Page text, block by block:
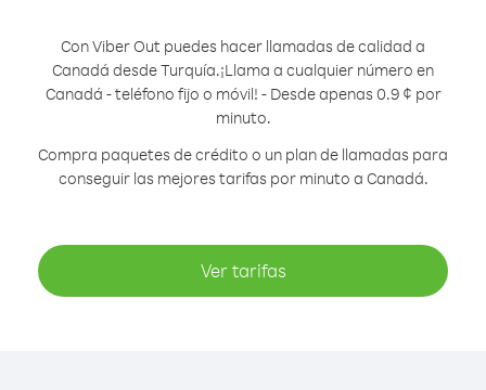
Con Viber Out puedes hacer llamadas de calidad a
Canadá desde Turquía.¡Llama a cualquier número en
Canadá - teléfono fijo o móvil! - Desde apenas 0.9 ¢ por
minuto.
Compra paquetes de crédito o un plan de llamadas para
conseguir las mejores tarifas por minuto a Canadá.
Ver tarifas